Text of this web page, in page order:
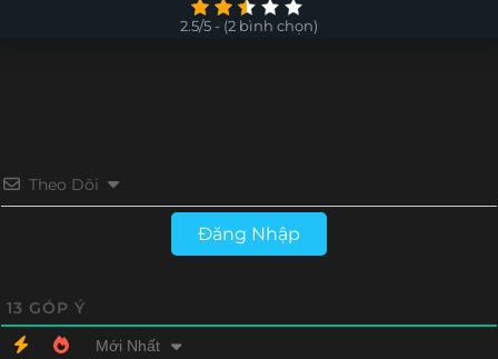
2.5/5 - (2 bình chọn)
Theo Dõi
Đăng Nhập
13 GÓP Ý
Mới Nhất